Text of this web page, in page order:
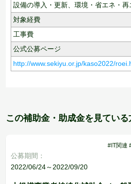
設備の導入・更新、 環境・省エネ・再
対象経費
工事費
公式公募ページ
http://www.sekiyu.or.jp/kaso2022/
この補助金・助成金を見てい
#IT関連
公募期間：
2022/06/24～2022/09/20